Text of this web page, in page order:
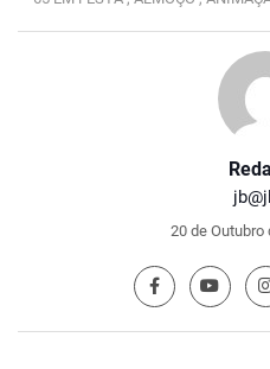
20 de Outubro